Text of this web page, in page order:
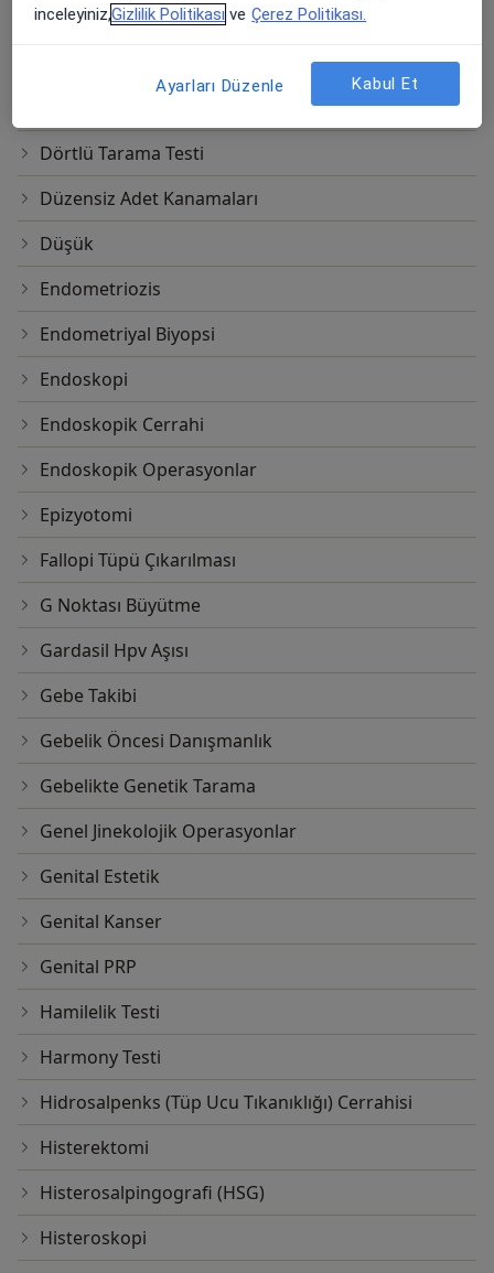
Doğum Kontrolde Hormonal Metodlar
Doğum Öncesi Eğitim Ve Doğuma Hazırlık
Doğumda Epidural (Ağrısız Doğum)
Dörtlü Tarama Testi
Düzensiz Adet Kanamaları
Düşük
Endometriozis
Endometriyal Biyopsi
Endoskopi
Endoskopik Cerrahi
Endoskopik Operasyonlar
Epizyotomi
Fallopi Tüpü Çıkarılması
G Noktası Büyütme
Gardasil Hpv Aşısı
Gebe Takibi
Gebelik Öncesi Danışmanlık
Gebelikte Genetik Tarama
Genel Jinekolojik Operasyonlar
Genital Estetik
Genital Kanser
Genital PRP
Hamilelik Testi
Harmony Testi
Hidrosalpenks (Tüp Ucu Tıkanıklığı) Cerrahisi
Histerektomi
Histerosalpingografi (HSG)
Histeroskopi
inceleyiniz,Gizlilik Politikası ve Çerez Politikası.
Ayarları Düzenle Kabul Et